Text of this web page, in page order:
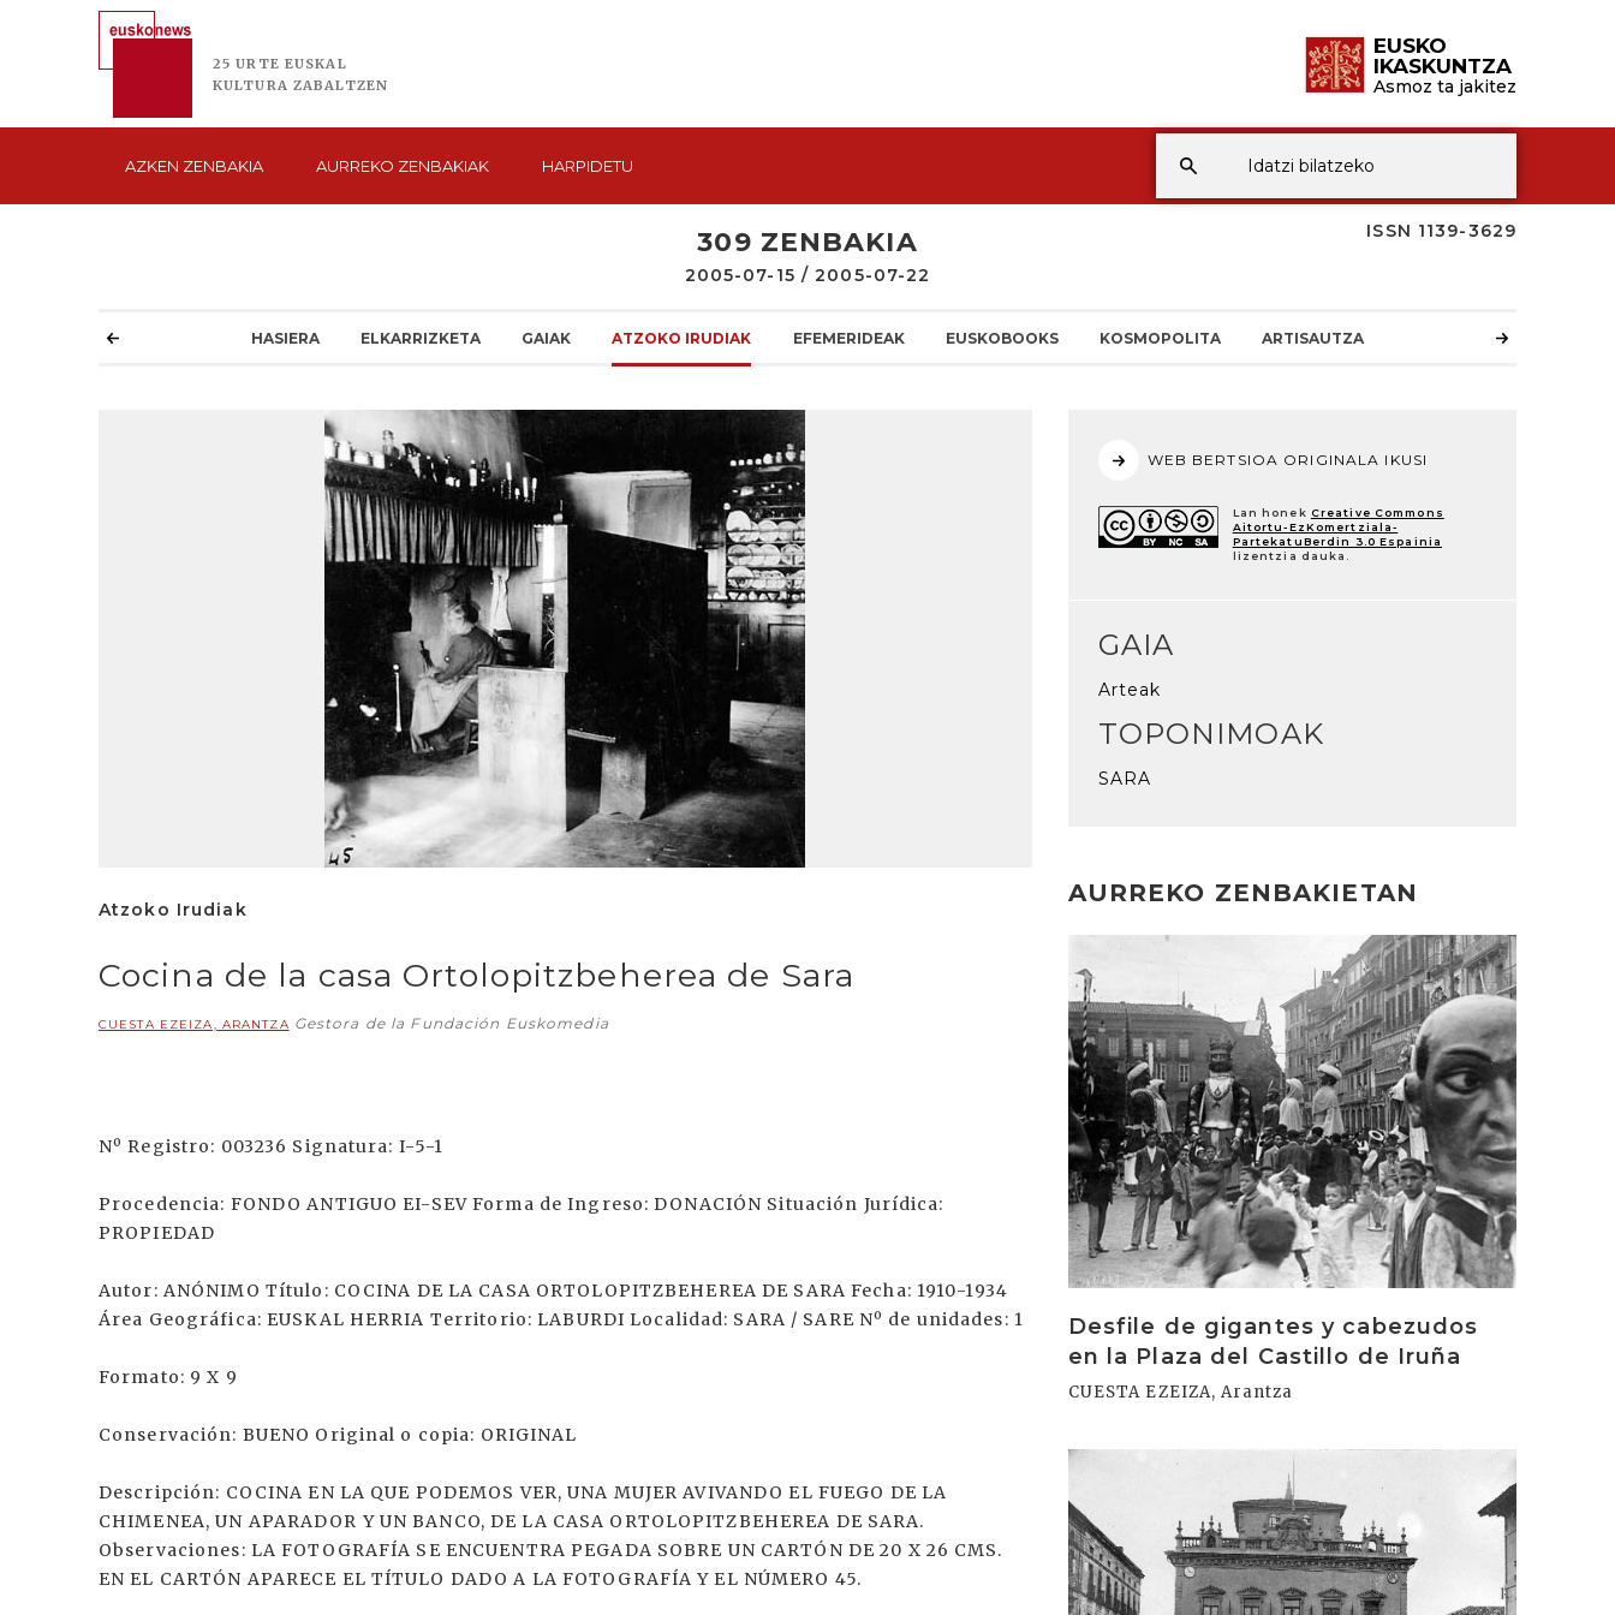
25 URTE EUSKAL
KULTURA ZABALTZEN
EUSKO
IKASKUNTZA
Asmoz ta jakitez
AZKEN ZENBAKIA AURREKO ZENBAKIAK HARPIDETU
ISSN 1139-3629
309 ZENBAKIA
2005-07-15 / 2005-07-22
HASIERA ELKARRIZKETA GAIAK ATZOKO IRUDIAK EFEMERIDEAK EUSKOBOOKS KOSMOPOLITA ARTISAUTZA
Atzoko Irudiak
Cocina de la casa Ortolopitzbeherea de Sara
CUESTA EZEIZA, ARANTZA Gestora de la Fundación Euskomedia
Nº Registro: 003236 Signatura: I-5-1
Procedencia: FONDO ANTIGUO EI-SEV Forma de Ingreso: DONACIÓN Situación Jurídica:
PROPIEDAD
Autor: ANÓNIMO Título: COCINA DE LA CASA ORTOLOPITZBEHEREA DE SARA Fecha: 1910-1934
Área Geográfica: EUSKAL HERRIA Territorio: LABURDI Localidad: SARA / SARE Nº de unidades: 1
Formato: 9 X 9
Conservación: BUENO Original o copia: ORIGINAL
Descripción: COCINA EN LA QUE PODEMOS VER, UNA MUJER AVIVANDO EL FUEGO DE LA
CHIMENEA, UN APARADOR Y UN BANCO, DE LA CASA ORTOLOPITZBEHEREA DE SARA.
Observaciones: LA FOTOGRAFÍA SE ENCUENTRA PEGADA SOBRE UN CARTÓN DE 20 X 26 CMS.
EN EL CARTÓN APARECE EL TÍTULO DADO A LA FOTOGRAFÍA Y EL NÚMERO 45.
WEB BERTSIOA ORIGINALA IKUSI
Lan honek Creative Commons
Aitortu-EzKomertziala-
PartekatuBerdin 3.0 Espainia
lizentzia dauka.
GAIA
Arteak
TOPONIMOAK
SARA
AURREKO ZENBAKIETAN
Desfile de gigantes y cabezudos
en la Plaza del Castillo de Iruña
CUESTA EZEIZA, Arantza
Irakurri